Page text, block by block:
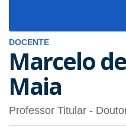
DOCENTE
Marcelo
Maia
Professor Titular -